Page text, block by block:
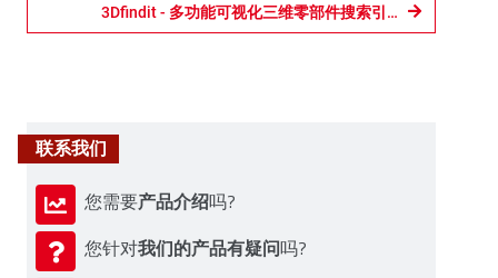
3Dfindit - 多功能可视化三维零部件搜索引擎
联系我们
您需要产品介绍吗?
您针对我们的产品有疑问吗?